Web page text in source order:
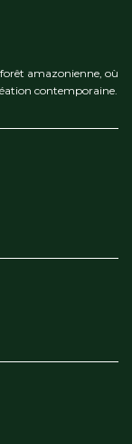
forêt amazonienne, où
contemporaine.